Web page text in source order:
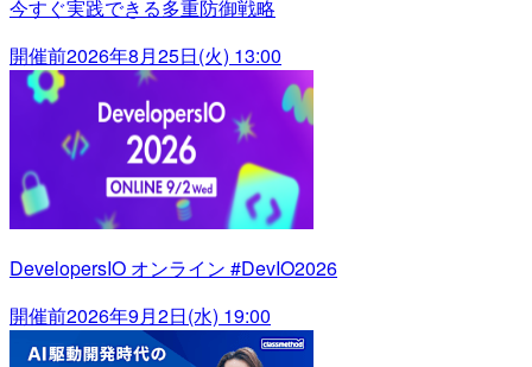
今すぐ実践できる多重防御戦略
開催前2026年8月25日(火) 13:00
DevelopersIO オンライン #DevIO2026
開催前2026年9月2日(水) 19:00